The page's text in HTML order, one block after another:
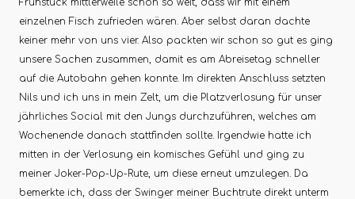
einzelnen Fisch zufrieden wären. Aber selbst daran dachte
keiner mehr von uns vier. Also packten wir schon so gut es ging
unsere Sachen zusammen, damit es am Abreisetag schneller
auf die Autobahn gehen konnte. Im direkten Anschluss setzten
Nils und ich uns in mein Zelt, um die Platzverlosung für unser
jährliches Social mit den Jungs durchzuführen, welches am
Wochenende danach stattfinden sollte. Irgendwie hatte ich
mitten in der Verlosung ein komisches Gefühl und ging zu
meiner Joker-Pop-Up-Rute, um diese erneut umzulegen. Da
bemerkte ich, dass der Swinger meiner Buchtrute direkt unterm